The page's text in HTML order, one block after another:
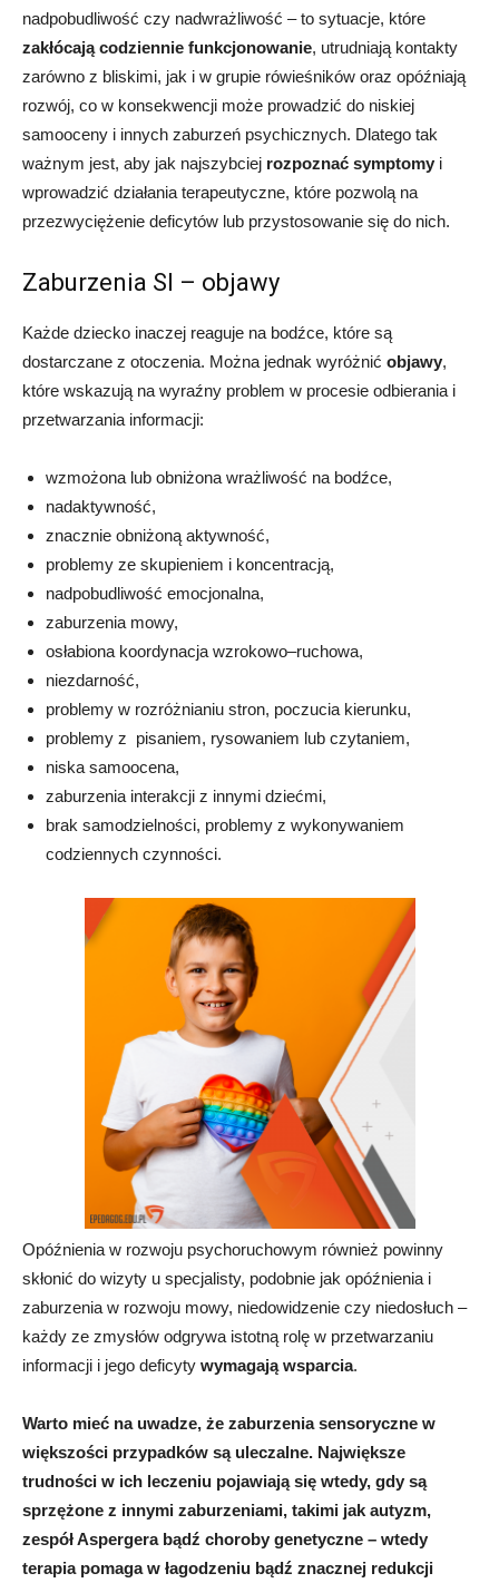
nadpobudliwość czy nadwrażliwość – to sytuacje, które
zakłócają codziennie funkcjonowanie, utrudniają kontakty
zarówno z bliskimi, jak i w grupie rówieśników oraz opóźniają
rozwój, co w konsekwencji może prowadzić do niskiej
samooceny i innych zaburzeń psychicznych. Dlatego tak
ważnym jest, aby jak najszybciej rozpoznać symptomy i
wprowadzić działania terapeutyczne, które pozwolą na
przezwyciężenie deficytów lub przystosowanie się do nich.
Zaburzenia SI – objawy
Każde dziecko inaczej reaguje na bodźce, które są
dostarczane z otoczenia. Można jednak wyróżnić objawy,
które wskazują na wyraźny problem w procesie odbierania i
przetwarzania informacji:
wzmożona lub obniżona wrażliwość na bodźce,
nadaktywność,
znacznie obniżoną aktywność,
problemy ze skupieniem i koncentracją,
nadpobudliwość emocjonalna,
zaburzenia mowy,
osłabiona koordynacja wzrokowo–ruchowa,
niezdarność,
problemy w rozróżnianiu stron, poczucia kierunku,
problemy z pisaniem, rysowaniem lub czytaniem,
niska samoocena,
zaburzenia interakcji z innymi dziećmi,
brak samodzielności, problemy z wykonywaniem
codziennych czynności.
Opóźnienia w rozwoju psychoruchowym również powinny
skłonić do wizyty u specjalisty, podobnie jak opóźnienia i
zaburzenia w rozwoju mowy, niedowidzenie czy niedosłuch –
każdy ze zmysłów odgrywa istotną rolę w przetwarzaniu
informacji i jego deficyty wymagają wsparcia.
Warto mieć na uwadze, że zaburzenia sensoryczne w
większości przypadków są uleczalne. Największe
trudności w ich leczeniu pojawiają się wtedy, gdy są
sprzężone z innymi zaburzeniami, takimi jak autyzm,
zespół Aspergera bądź choroby genetyczne – wtedy
terapia pomaga w łagodzeniu bądź znacznej redukcji